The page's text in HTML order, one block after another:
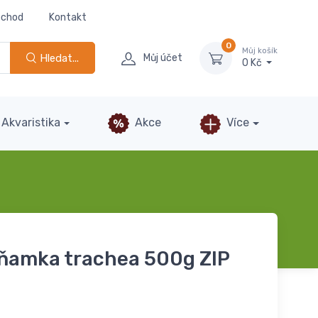
Kontakt
Hledat... Můj účet
0
Můj košík
0 Kč
Akce Více
trachea 500g ZIP